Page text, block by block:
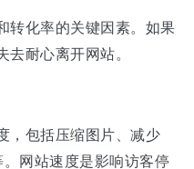
转化率的关键因素。如果
去耐心离开网站。
，包括压缩图片、减少
网站速度是影响访客停